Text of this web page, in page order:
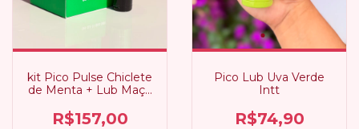
kit Pico Pulse Chiclete
de Menta + Lub Maçã
R$157,00
Pico Lub Uva Verde
Intt
R$74,90